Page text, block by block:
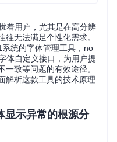
着用户，尤其是在高分辨
无法满足个性化需求。
统的字体管理工具，no
体自定义接口，为用户提
致等问题的有效途径。
解析这款工具的技术原理
示异常的根源分